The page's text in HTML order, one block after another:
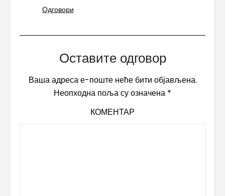
Одговори
Оставите одговор
Ваша адреса е-поште неће бити објављена.
Неопходна поља су означена *
КОМЕНТАР